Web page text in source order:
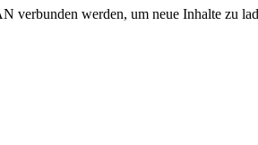
verbunden werden, um neue Inhalte zu